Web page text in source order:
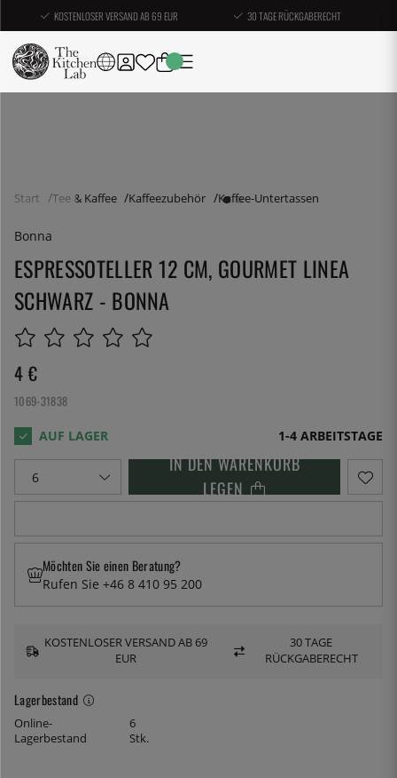
KOSTENLOSER VERSAND AB 69 EUR 30 TAGE RÜCKGABERECHT
Start Tee & Kaffee Kaffeezubehör Kaffee-Untertassen
Bonna
ESPRESSOTELLER 12 CM, GOURMET LINEA
SCHWARZ - BONNA
4 €
1069-31838
1-4 ARBEITSTAGE
IN DEN WARENKORB
LEGEN
Lagerbestand
Online-
Lagerbestand
6
Stk.
Möchten Sie einen Beratung?
Rufen Sie +46 8 410 95 200
KOSTENLOSER VERSAND AB 69
EUR
30 TAGE
RÜCKGABERECHT